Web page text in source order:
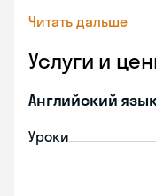
Читать дальше
Услуги и
Английский
Уроки